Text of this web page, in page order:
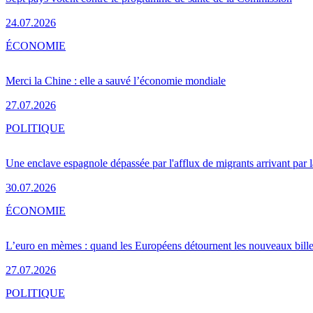
24.07.2026
Merci la Chine : elle a sauvé l’économie mondiale
27.07.2026
ÉCONOMIE
Une enclave espagnole dépassée par l'afflux de migrants arrivant par
30.07.2026
POLITIQUE
L’euro en mèmes : quand les Européens détournent les nouveaux
27.07.2026
ÉCONOMIE
POLITIQUE